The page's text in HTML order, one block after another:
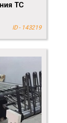
ТС
ID - 143219